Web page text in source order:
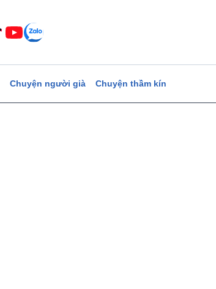
Chuyện người già Chuyện thầm kín